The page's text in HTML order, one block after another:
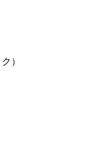
）